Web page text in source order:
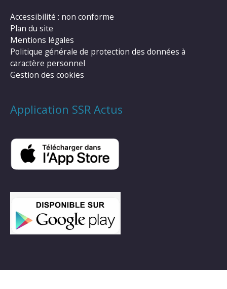
Accessibilité : non conforme
Plan du site
Mentions légales
Politique générale de protection des données à
caractère personnel
Gestion des cookies
Application SSR Actus